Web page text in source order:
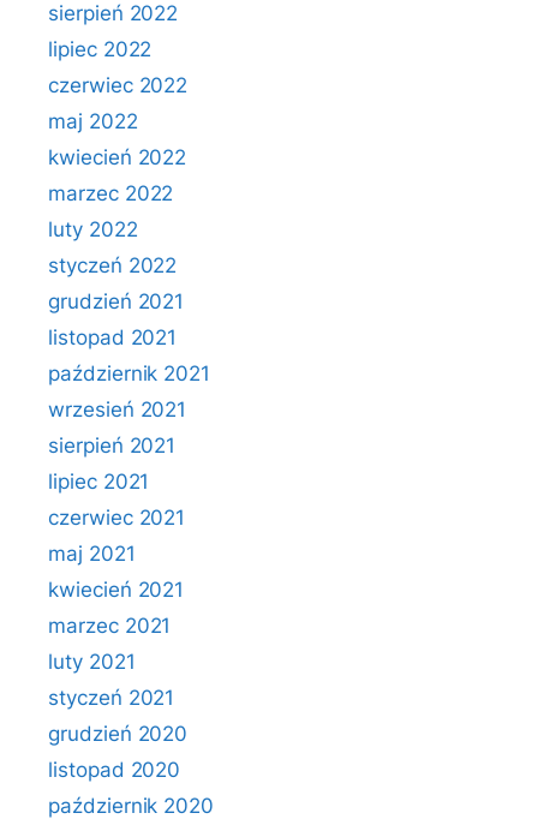
sierpień 2022
lipiec 2022
czerwiec 2022
maj 2022
kwiecień 2022
marzec 2022
luty 2022
styczeń 2022
grudzień 2021
listopad 2021
październik 2021
wrzesień 2021
sierpień 2021
lipiec 2021
czerwiec 2021
maj 2021
kwiecień 2021
marzec 2021
luty 2021
styczeń 2021
grudzień 2020
listopad 2020
październik 2020